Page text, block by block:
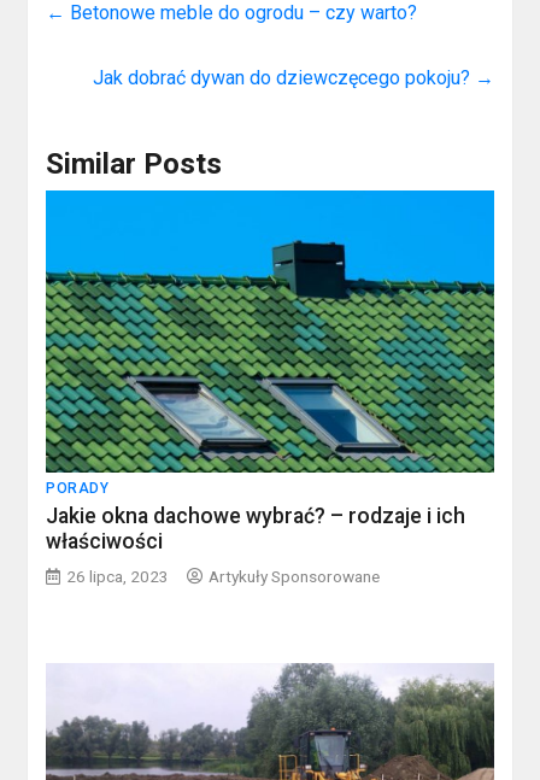
← Betonowe meble do ogrodu – czy warto?
Jak dobrać dywan do dziewczęcego pokoju? →
Similar Posts
PORADY
Jakie okna dachowe wybrać? – rodzaje i ich
właściwości
26 lipca, 2023 Artykuły Sponsorowane